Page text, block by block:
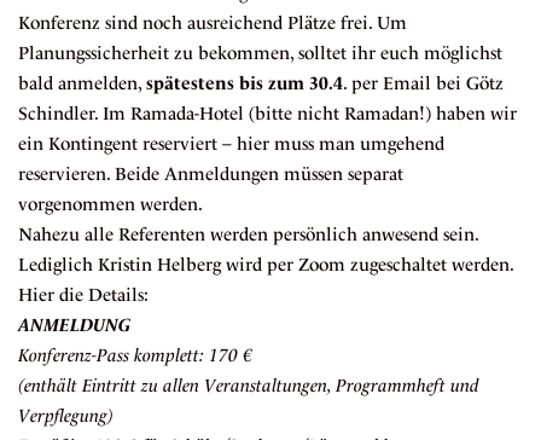
Konferenz sind noch ausreichend Plätze frei. Um
Planungssicherheit zu bekommen, solltet ihr euch möglichst
bald anmelden, spätestens bis zum 30.4. per Email bei Götz
Schindler. Im Ramada-Hotel (bitte nicht Ramadan!) haben wir
ein Kontingent reserviert – hier muss man umgehend
reservieren. Beide Anmeldungen müssen separat
vorgenommen werden.
Nahezu alle Referenten werden persönlich anwesend sein.
Lediglich Kristin Helberg wird per Zoom zugeschaltet werden.
Hier die Details:
ANMELDUNG
Konferenz-Pass komplett: 170 €
(enthält Eintritt zu allen Veranstaltungen, Programmheft und
Verpflegung)